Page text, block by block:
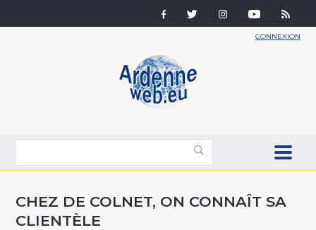
CONNEXION
CHEZ DE COLNET, ON CONNAÎT SA
CLIENTÈLE